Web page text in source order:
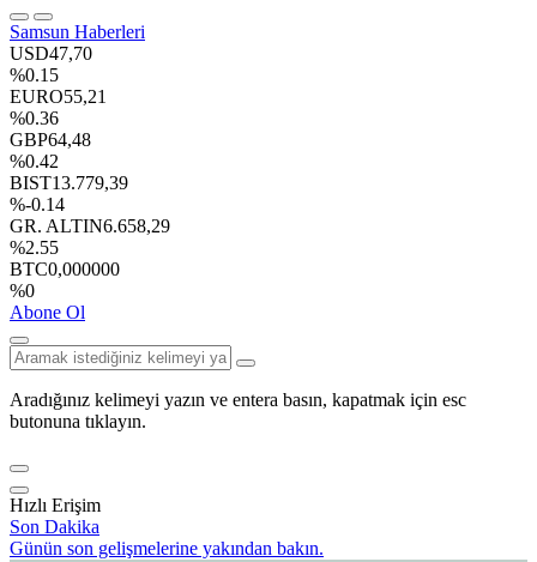
Samsun Haberleri
USD47,70
%0.15
EURO55,21
%0.36
GBP64,48
%0.42
BIST13.779,39
%-0.14
GR. ALTIN6.658,29
%2.55
BTC0,000000
%0
Abone Ol
Aradığınız kelimeyi yazın ve entera basın, kapatmak için esc
butonuna tıklayın.
Hızlı Erişim
Son Dakika
Günün son gelişmelerine yakından bakın.